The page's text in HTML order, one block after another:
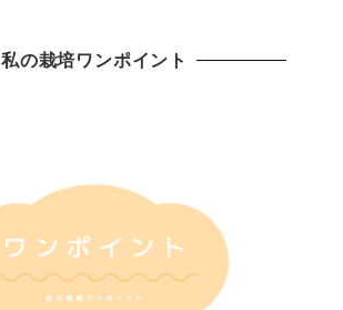
私の栽培ワンポイント